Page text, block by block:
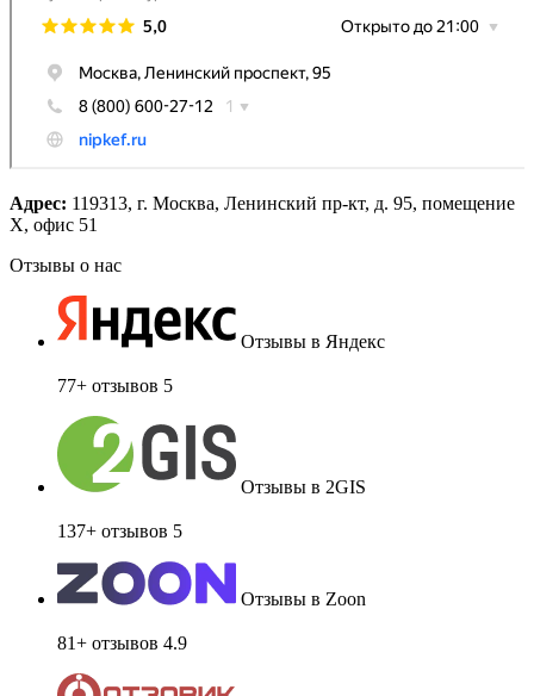
Адрес: 119313, г. Москва, Ленинский пр-кт, д. 95, помещение
Х, офис 51
Отзывы о нас
Отзывы в Яндекс
77+ отзывов 5
Отзывы в 2GIS
137+ отзывов 5
Отзывы в Zoon
81+ отзывов 4.9